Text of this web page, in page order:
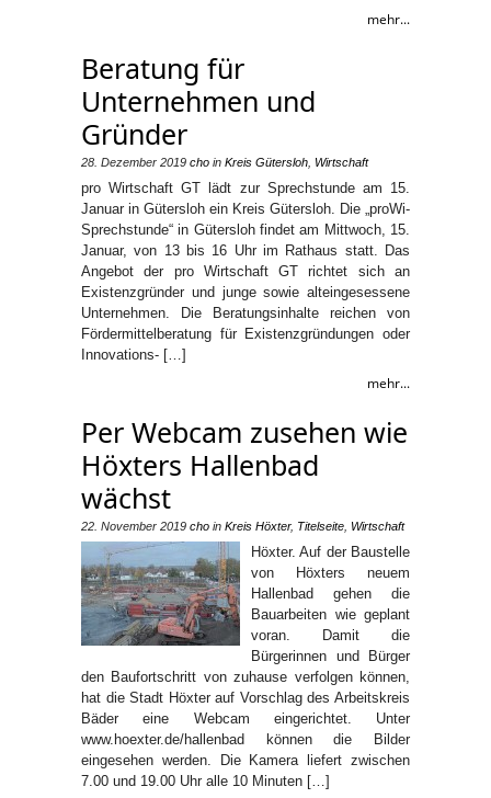
mehr...
Beratung für
Unternehmen und
Gründer
28. Dezember 2019 cho in Kreis Gütersloh Wirtschaft
pro Wirtschaft GT lädt zur Sprechstunde am 15.
Januar in Gütersloh ein Kreis Gütersloh. Die „proWi-
Sprechstunde“ in Gütersloh findet am Mittwoch, 15.
Januar, von 13 bis 16 Uhr im Rathaus statt. Das
Angebot der pro Wirtschaft GT richtet sich an
Existenzgründer und junge sowie alteingesessene
Unternehmen. Die Beratungsinhalte reichen von
Fördermittelberatung für Existenzgründungen oder
Innovations- […]
mehr...
Per Webcam zusehen wie
Höxters Hallenbad
wächst
22. November 2019 cho in Kreis Höxter, Titelseite Wirtschaft
Höxter. Auf der Baustelle
von Höxters neuem
Hallenbad gehen die
Bauarbeiten wie geplant
voran. Damit die
Bürgerinnen und Bürger
den Baufortschritt von zuhause verfolgen können,
hat die Stadt Höxter auf Vorschlag des Arbeitskreis
Bäder eine Webcam eingerichtet. Unter
www.hoexter.de/hallenbad können die Bilder
eingesehen werden. Die Kamera liefert zwischen
7.00 und 19.00 Uhr alle 10 Minuten […]